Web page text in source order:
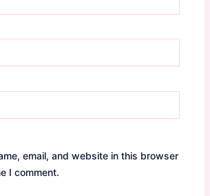
email, and website in this browser
I comment.